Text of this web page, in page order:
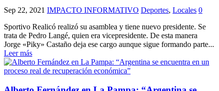
Sep 22, 2021 IMPACTO INFORMATIVO Deportes, Locales 0
Sportivo Realicó realizó su asamblea y tiene nuevo presidente. Se
trata de Pedro Langé, quien era vicepresidente. De esta manera
Jorge «Piky» Castaño deja ese cargo aunque sigue formando parte...
Leer más